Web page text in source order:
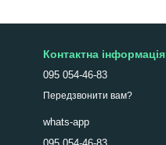
Контактна інформація
095 054-46-83
Передзвонити вам?
whats-app